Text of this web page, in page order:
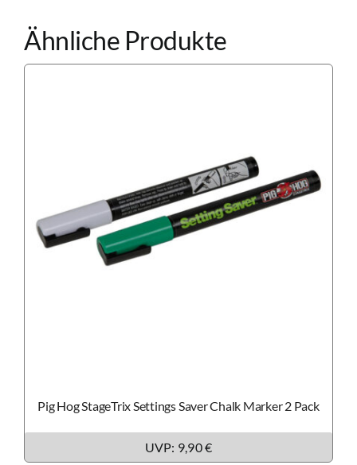
Ähnliche Produkte
Pig Hog StageTrix Settings Saver Chalk Marker 2 Pack
UVP: 9,90 €